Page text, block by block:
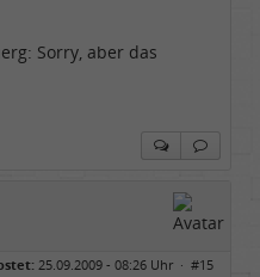
Sorry, aber das
25.09.2009 - 08:26 Uhr · #15